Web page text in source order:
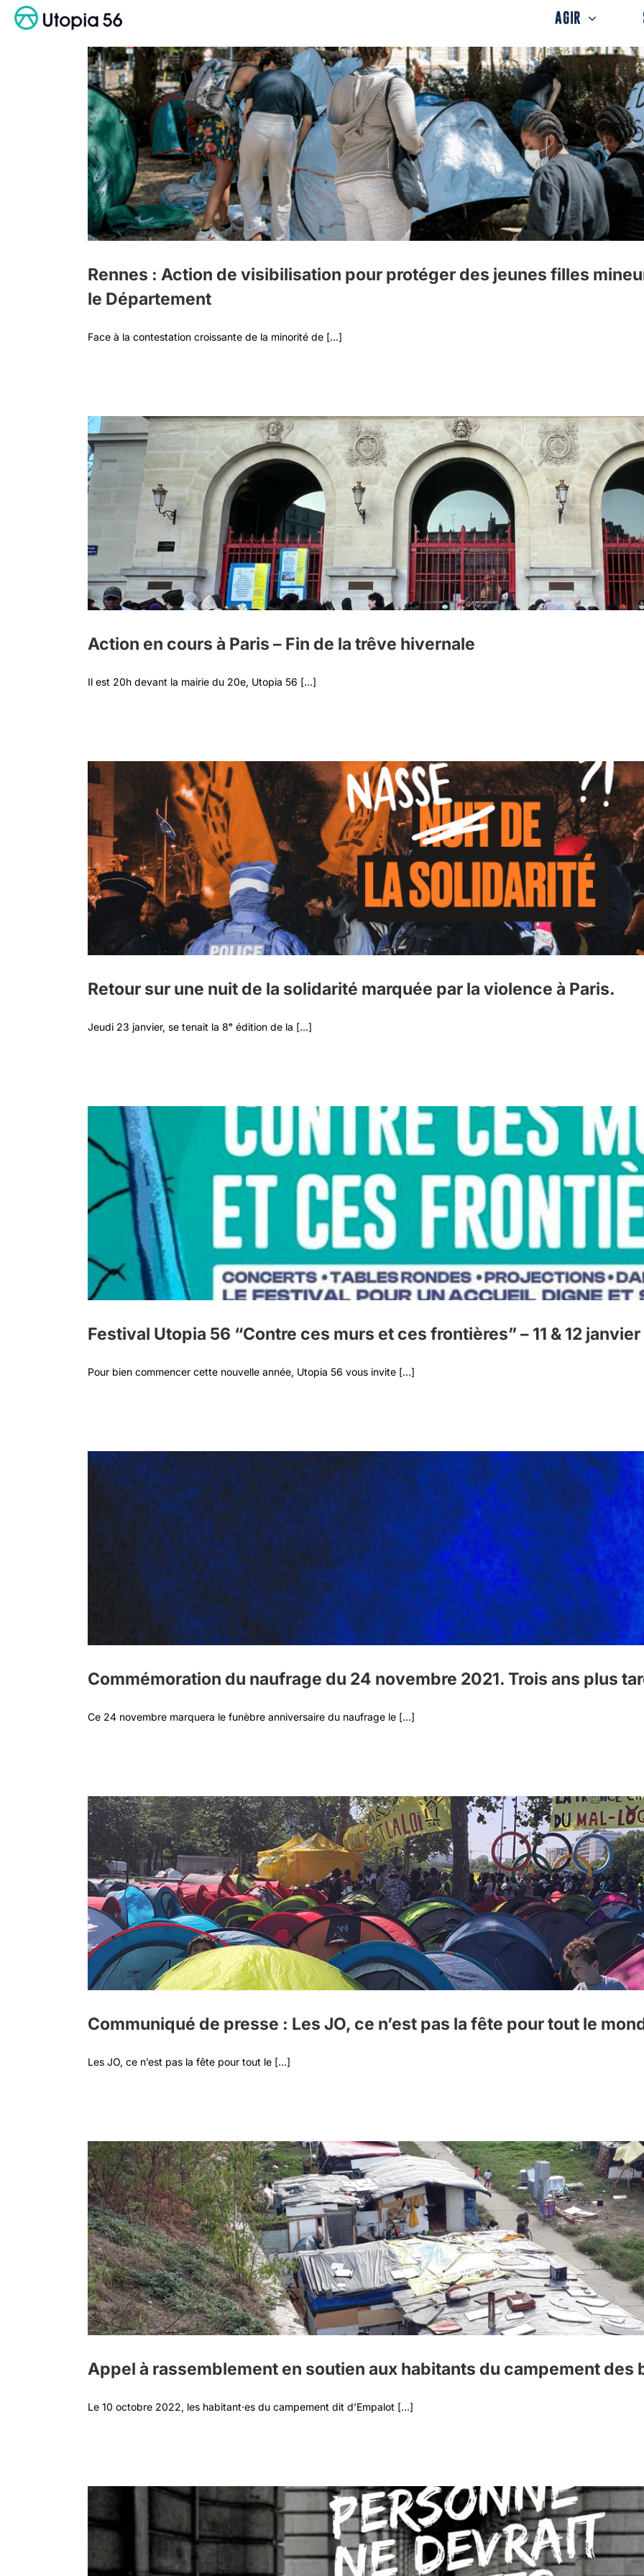
Passer
AGIR
Rennes : Action de visibilisation pour protéger des jeunes filles
le Département
Face à la contestation croissante de la minorité de [...]
Action en cours à Paris – Fin de la trêve hivernale
Il est 20h devant la mairie du 20e, Utopia 56 [...]
Retour sur une nuit de la solidarité marquée par la violence à Paris.
Jeudi 23 janvier, se tenait la 8ᵉ édition de la [...]
Festival Utopia 56 “Contre ces murs et ces frontières” – 11 & 12
Pour bien commencer cette nouvelle année, Utopia 56 vous invite [...]
Commémoration du naufrage du 24 novembre 2021. Trois ans plus
Ce 24 novembre marquera le funèbre anniversaire du naufrage le [...]
Communiqué de presse : Les JO, ce n’est pas la fête pour tout le
Les JO, ce n’est pas la fête pour tout le [...]
Appel à rassemblement en soutien aux habitants du campement des
Le 10 octobre 2022, les habitant·es du campement dit d’Empalot [...]